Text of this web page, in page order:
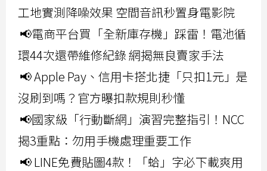
工地實測降噪效果 空間音訊秒置身電影院
📢電商平台買「全新庫存機」踩雷！電池循
環44次還帶維修紀錄 網揭無良賣家手法
📢 Apple Pay、信用卡搭北捷「只扣1元」是
沒刷到嗎？官方曝扣款規則秒懂
📢國家級「行動斷網」演習完整指引！NCC
揭3重點：勿用手機處理重要工作
📢 LINE免費貼圖4款！「蛤」字必下載爽用